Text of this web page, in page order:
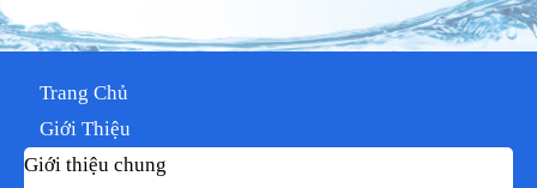
Trang Chủ
Giới Thiệu
Giới thiệu chung